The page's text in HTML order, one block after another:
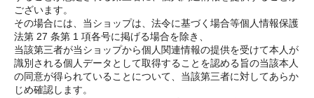
ございます。
その場合には、当ショップは、法令に基づく場合等個人情報保護
法第 27 条第 1 項各号に掲げる場合を除き、
当該第三者が当ショップから個人関連情報の提供を受けて本人が
識別される個人データとして取得することを認める旨の当該本人
の同意が得られていることについて、当該第三者に対してあらか
じめ確認します。